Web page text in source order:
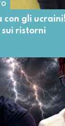
con gli
sui ristorni